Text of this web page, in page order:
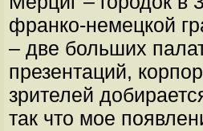
франко-немецкой
– две больших
презентаций,
зрителей
так что мое